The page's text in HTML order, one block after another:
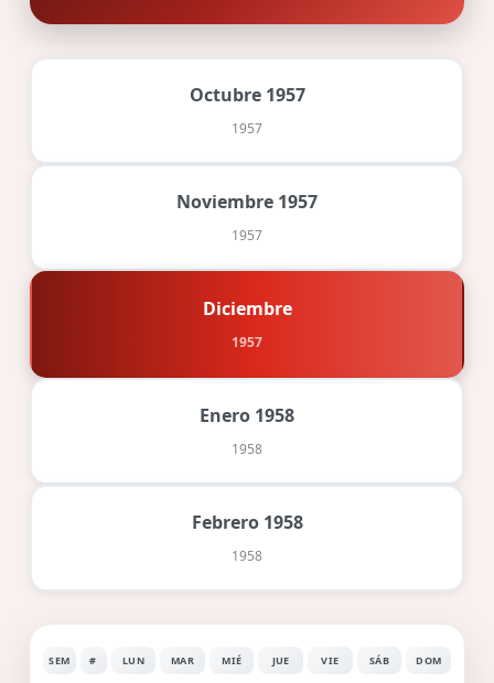
Octubre 1957
1957
Noviembre 1957
1957
Diciembre
1957
Enero 1958
1958
Febrero 1958
1958
SEM # LUN MAR MIÉ JUE VIE SÁB DOM